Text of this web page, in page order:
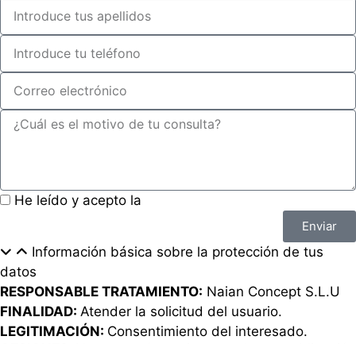
He leído y acepto la
Enviar
Información básica sobre la protección de tus
datos
RESPONSABLE TRATAMIENTO: Naian Concept S.L.U
FINALIDAD: Atender la solicitud del usuario.
LEGITIMACIÓN: Consentimiento del interesado.